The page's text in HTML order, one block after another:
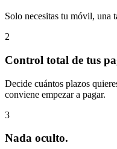
Solo necesitas tu móvil,
2
Control total de tus
Decide cuántos plazos
conviene empezar a pagar.
3
Nada oculto.